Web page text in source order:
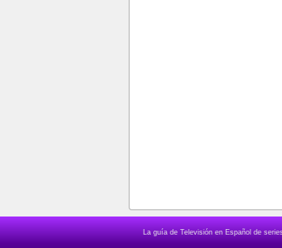
La guía de Televisión en Español de